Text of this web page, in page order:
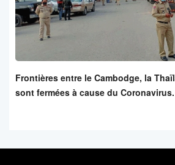
Frontières entre le Cambodge, la
sont fermées à cause du Coronavirus.